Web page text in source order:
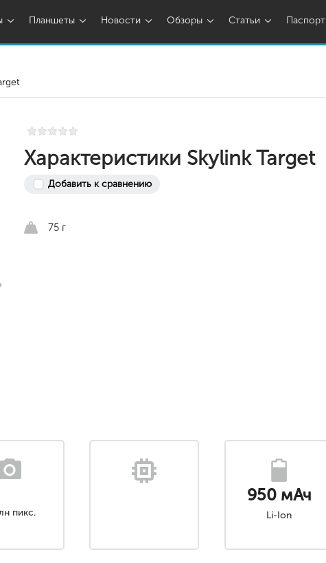
Планшеты Новости Обзоры Статьи Паспорт
Характеристики Skylink Target
Добавить к сравнению
75 г
пикс.
950 мАч
Li-Ion